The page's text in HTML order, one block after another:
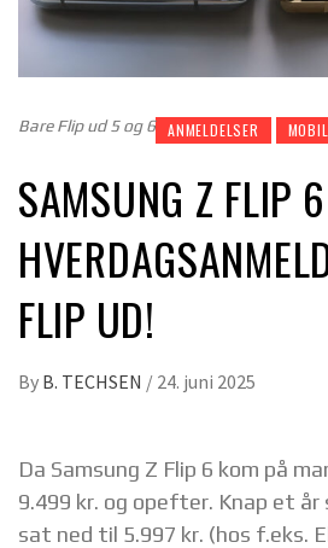
Bare Flip ud 5 og 6 ANMELDELSER
SAMSUNG Z FLIP 6
FLIP UD!
By B. TECHSEN / 24. juni 2025
Da Samsung Z Flip 6 kom på
9.499 kr. og opefter. Knap et år
sat ned til 5.997 kr. (hos f.eks.